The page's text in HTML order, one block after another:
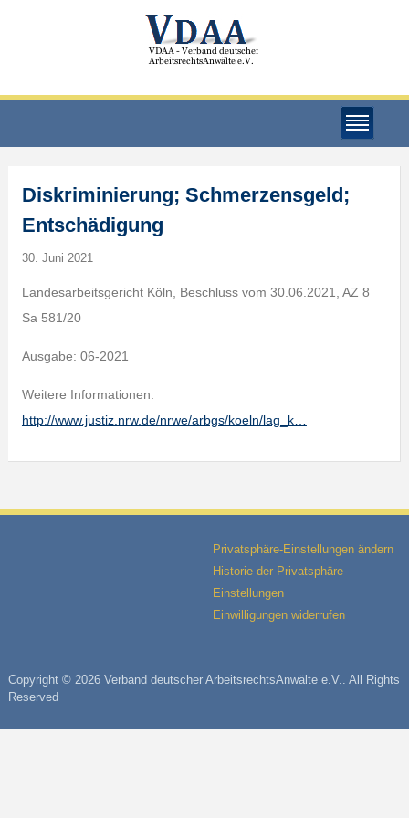
Diskriminierung; Schmerzensgeld;
Entschädigung
30. Juni 2021
Landesarbeitsgericht Köln, Beschluss vom 30.06.2021, AZ 8
Sa 581/20
Ausgabe: 06-2021
Weitere Informationen:
http://www.justiz.nrw.de/nrwe/arbgs/koeln/lag_k…
Privatsphäre-Einstellungen ändern
Historie der Privatsphäre-
Einstellungen
Einwilligungen widerrufen
Copyright © 2026 Verband deutscher ArbeitsrechtsAnwälte e.V.. All Rights
Reserved